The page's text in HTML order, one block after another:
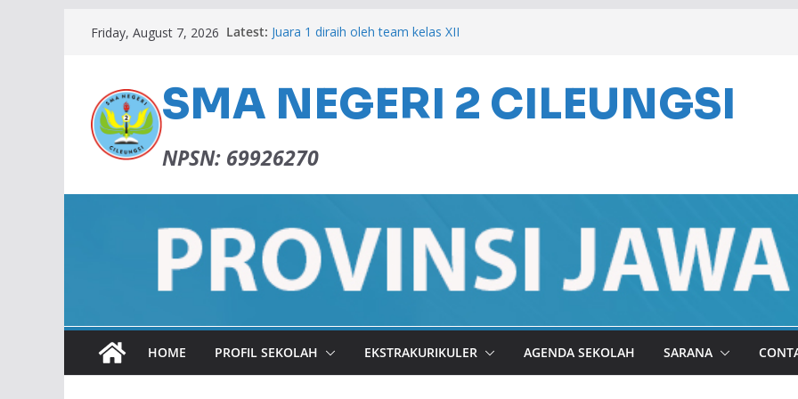
Friday, August 7, 2026 Latest: Juara 1 diraih oleh team kelas XII
Memperingati Isra Mi”raj Nabi Muhammad SAW tahun 2026
ADIWIYATA SMAN 2 CILEUNGSI 2026
SMA NEGERI 2 CILEUNGSI
NPSN: 69926270
HOME PROFIL SEKOLAH EKSTRAKURIKULER AGENDA SEKOLAH SARANA